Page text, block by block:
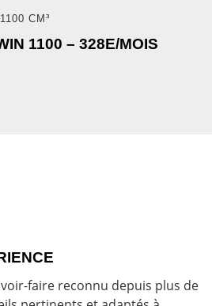
1100 CM³
1100 – 328E/MOIS
faire reconnu depuis plus de